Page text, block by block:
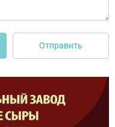
Отправить